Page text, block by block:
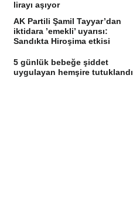
lirayı aşıyor
AK Partili Şamil Tayyar’dan
iktidara ’emekli’ uyarısı:
Sandıkta Hiroşima etkisi
5 günlük bebeğe şiddet
uygulayan hemşire tutuklandı